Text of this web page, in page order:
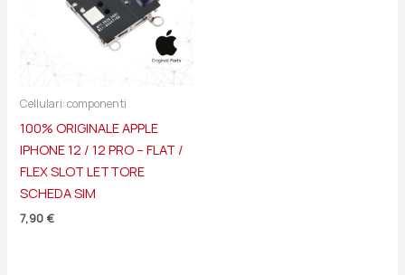
Cellulari: componenti
100% ORIGINALE APPLE
IPHONE 12 / 12 PRO – FLAT /
FLEX SLOT LETTORE
SCHEDA SIM
7,90 €